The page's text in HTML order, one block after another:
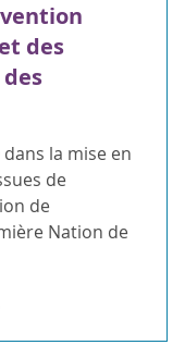
des
la mise en
de
de
Nation de